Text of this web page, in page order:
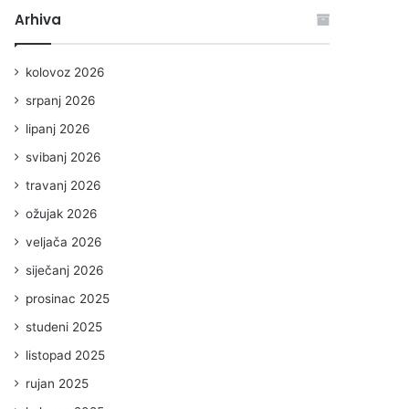
Arhiva
kolovoz 2026
srpanj 2026
lipanj 2026
svibanj 2026
travanj 2026
ožujak 2026
veljača 2026
siječanj 2026
prosinac 2025
studeni 2025
listopad 2025
rujan 2025